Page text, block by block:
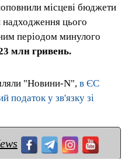
місцеві бюджети
надходження цього
періодом минулого
млн гривень.
"Новини-N", в ЄС
податок у зв'язку зі